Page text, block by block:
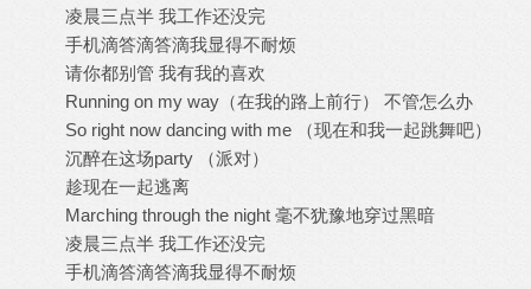
凌晨三点半 我工作还没完
手机滴答滴答滴我显得不耐烦
请你都别管 我有我的喜欢
Running on my way（在我的路上前行） 不管怎么办
So right now dancing with me （现在和我一起跳舞吧）
沉醉在这场party （派对）
趁现在一起逃离
Marching through the night 毫不犹豫地穿过黑暗
凌晨三点半 我工作还没完
手机滴答滴答滴我显得不耐烦